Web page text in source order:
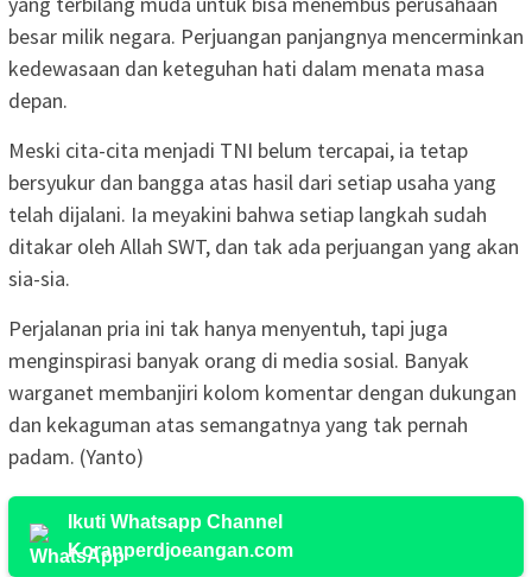
besar milik negara. Perjuangan panjangnya mencerminkan
kedewasaan dan keteguhan hati dalam menata masa
depan.
Meski cita-cita menjadi TNI belum tercapai, ia tetap
bersyukur dan bangga atas hasil dari setiap usaha yang
telah dijalani. Ia meyakini bahwa setiap langkah sudah
ditakar oleh Allah SWT, dan tak ada perjuangan yang akan
sia-sia.
Perjalanan pria ini tak hanya menyentuh, tapi juga
menginspirasi banyak orang di media sosial. Banyak
warganet membanjiri kolom komentar dengan dukungan
dan kekaguman atas semangatnya yang tak pernah
padam. (Yanto)
Ikuti Whatsapp Channel
Koranperdjoeangan.com